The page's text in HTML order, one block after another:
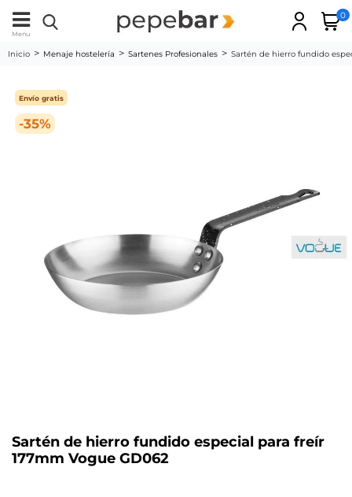
Menu
0
Inicio Menaje hostelería Sartenes Profesionales Sartén de hierro fundido
-35%
Envío gratis
Sartén de hierro fundido especial para freír
177mm Vogue GD062